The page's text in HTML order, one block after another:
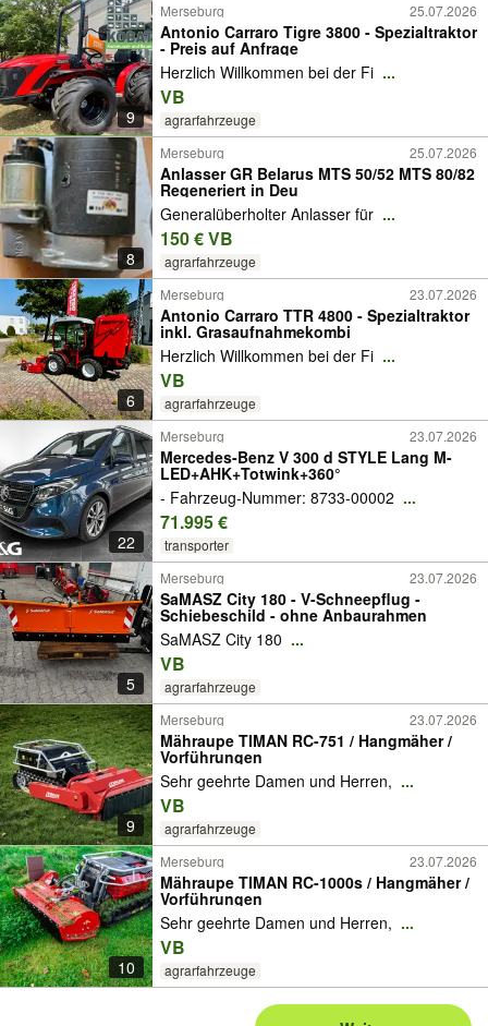
9
Merseburg 25.07.2026
Antonio Carraro Tigre 3800 - Spezialtraktor
- Preis auf Anfrage
Herzlich Willkommen bei der Fi ...
VB
agrarfahrzeuge
8
Merseburg 25.07.2026
Anlasser GR Belarus MTS 50/52 MTS 80/82
Regeneriert in Deu
Generalüberholter Anlasser für ...
150 € VB
agrarfahrzeuge
6
Merseburg 23.07.2026
Antonio Carraro TTR 4800 - Spezialtraktor
inkl. Grasaufnahmekombi
Herzlich Willkommen bei der Fi ...
VB
agrarfahrzeuge
22
Merseburg 23.07.2026
Mercedes-Benz V 300 d STYLE Lang M-
LED+AHK+Totwink+360°
- Fahrzeug-Nummer: 8733-00002 ...
71.995 €
transporter
5
Merseburg 23.07.2026
SaMASZ City 180 - V-Schneepflug -
Schiebeschild - ohne Anbaurahmen
SaMASZ City 180 ...
VB
agrarfahrzeuge
9
Merseburg 23.07.2026
Mähraupe TIMAN RC-751 / Hangmäher /
Vorführungen
Sehr geehrte Damen und Herren, ...
VB
agrarfahrzeuge
10
Merseburg 23.07.2026
Mähraupe TIMAN RC-1000s / Hangmäher /
Vorführungen
Sehr geehrte Damen und Herren, ...
VB
agrarfahrzeuge